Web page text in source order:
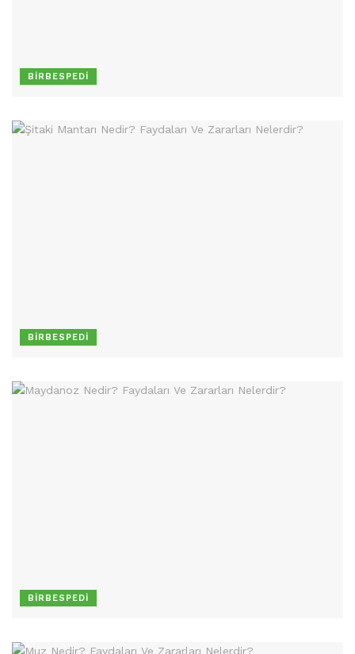
BIRBESPEDI
BIRBESPEDI
BIRBESPEDI